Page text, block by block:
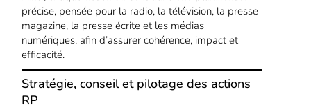
précise, pensée pour la radio, la télévision, la presse
magazine, la presse écrite et les médias
numériques, afin d’assurer cohérence, impact et
efficacité.
Stratégie, conseil et pilotage des actions
RP